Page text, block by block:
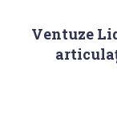
Ventuze